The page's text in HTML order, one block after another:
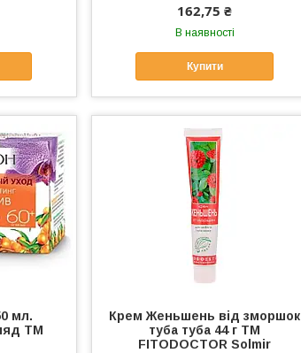
162,75 ₴
В наявності
Купити
мл.
ТМ
Крем Женьшень від зморшок
туба туба 44 г ТМ
FITODOCTOR Solmir